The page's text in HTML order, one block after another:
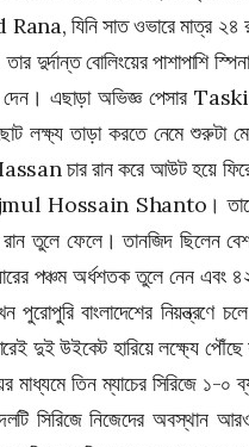
Rana, যিনি সাত ওভারে মাত্র ২৪
দুর্দান্ত বোলিংয়ের পাশাপাশি
দেন। এছাড়া অভিজ্ঞ পেসার
লক্ষ্য তাড়া করতে নেমে শুরুটা
চার রান করে আউট হয়ে
Hossain Shanto ।
রান তুলে ফেলে। তানজিদ ছিলেন
পঞ্চম অর্ধশতক তুলে নেন এবং
বাংলাদেশের নিয়ন্ত্রণে
দুই উইকেট হারিয়ে লক্ষ্যে পৌঁছে
তিন ম্যাচের সিরিজে ১-০
সিরিজে নিজেদের অবস্থান